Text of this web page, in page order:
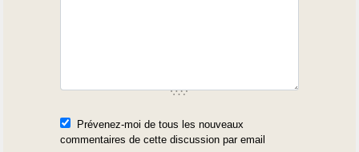
Prévenez-moi de tous les nouveaux
commentaires de cette discussion par email